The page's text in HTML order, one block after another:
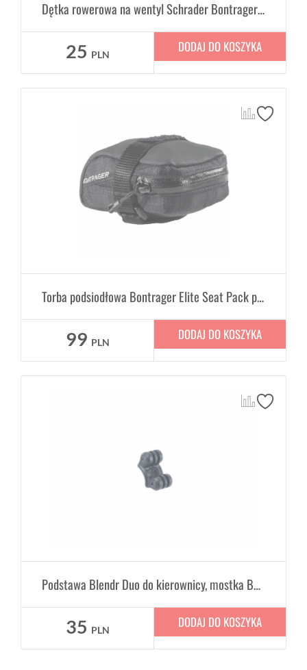
Dętka rowerowa na wentyl Schrader Bontrager Standard 14" x 1.75-2.125", 35mm
25 PLN DODAJ DO KOSZYKA
Torba podsiodłowa Bontrager Elite Seat Pack poj. 0,28 L
99 PLN DODAJ DO KOSZYKA
Podstawa Blendr Duo do kierownicy, mostka Bontrager XXX
35 PLN DODAJ DO KOSZYKA